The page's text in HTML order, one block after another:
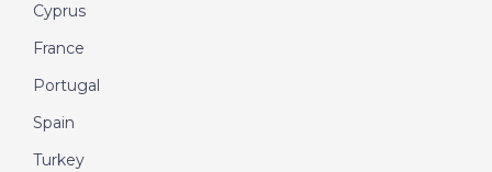
Cyprus
France
Portugal
Spain
Turkey